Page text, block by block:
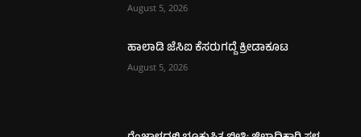
August 5, 2026
ಹಾಲಾಡಿ ಜೆಸಿಐ ಕೆಸರುಗದ್ದೆ ಕ್ರೀಡಾಕೂಟ
August 5, 2026